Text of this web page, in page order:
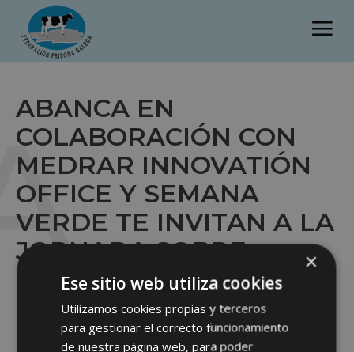
ABANCA EN
COLABORACIÓN CON
MEDRAR INNOVATIÓN
OFFICE Y SEMANA
VERDE TE INVITAN A LA
JORNADA SOBRE
1 de junio de 2026
Descargar Información
×
Ese sitio web utiliza cookies
Utilizamos cookies propias y terceros
para gestionar el correcto funcionamiento
de nuestra página web, para poder